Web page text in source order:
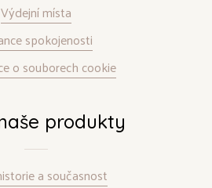
Výdejní místa
spokojenosti
o souborech cookie
produkty
a současnost